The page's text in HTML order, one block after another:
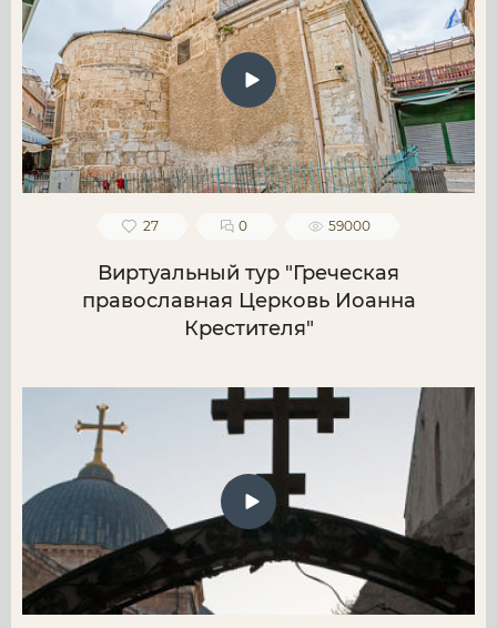
27 0 59000
Виртуальный тур "Греческая
православная Церковь Иоанна
Крестителя"